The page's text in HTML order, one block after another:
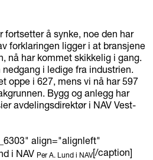
fortsetter å synke, noe den har
forklaringen ligger i at bransjene
nå har kommet skikkelig i gang.
i ledige fra industrien.
oppe i 627, mens vi nå har 597
Bygg og anlegg har
avdelingsdirektør i NAV Vest-
align="alignleft"
Per A. Lund i NAV[/caption]